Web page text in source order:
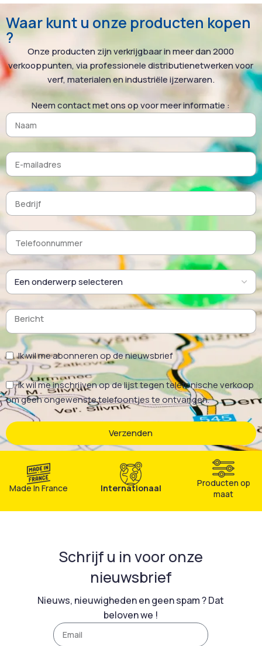
en effectiever.
Bescherming van onderdelen: sommige additieven werken
als anticorrosiemiddel en behouden de structuur van
metalen onderdelen.
Vermindering van risico op schade: additieven kunnen de
pH-waarde of temperatuur van het bad reguleren,
waardoor vervorming of beschadiging van onderdelen
wordt beperkt.
Activatoren versnellen het stripproces door de chemische
reactie tussen het afbijtbad en de te behandelen
onderdelen te stimuleren.
Sneller resultaat: coatings komen sneller los.
Betere prestaties: de toevoeging van een activator zorgt
voor een volledigere en efficiëntere behandeling van alle
onderdelen.
Optimalisatie van het proces: zorgt voor consistente
kwaliteit en vermindert herbehandelingen.
Waar kunt u onze producten kopen
?
Onze producten zijn verkrijgbaar in meer dan 2000
verkooppunten, via professionele distributienetwerken voor
verf, materialen en industriële ijzerwaren.
Neem contact met ons op voor meer informatie :
Ik wil me abonneren op de nieuwsbrief
Ik wil me inschrijven op de lijst tegen telefonische verkoop
om geen ongewenste telefoontjes te ontvangen.
Verzenden
Made In France Internationaal
Producten op
maat
Schrijf u in voor onze
nieuwsbrief
Nieuws, nieuwigheden en geen spam ? Dat
beloven we !